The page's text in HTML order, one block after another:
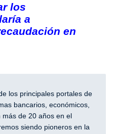
los
a
en
los principales portales de
bancarios, económicos,
de 20 años en el
siendo pioneros en la